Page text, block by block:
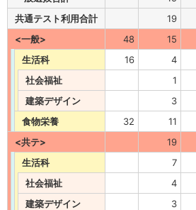
共通テスト利用合計
19
<一般>
48 15
生活科
16 4
社会福祉
1
建築デザイン
3
食物栄養
32 11
<共テ>
19
生活科
7
社会福祉
4
建築デザイン
3